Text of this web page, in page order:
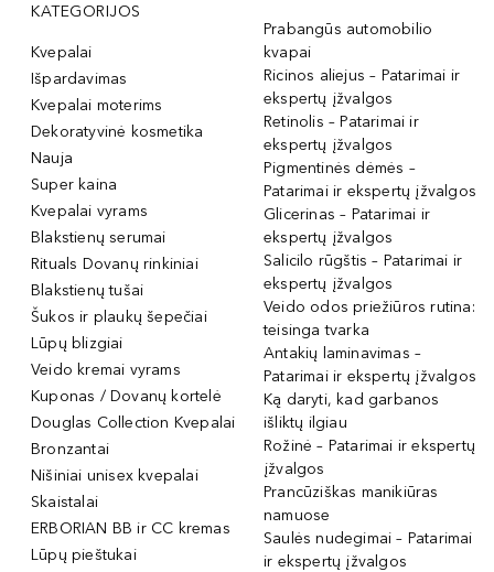
KATEGORIJOS
Kvepalai
Išpardavimas
Kvepalai moterims
Dekoratyvinė kosmetika
Nauja
Super kaina
Kvepalai vyrams
Blakstienų serumai
Rituals Dovanų rinkiniai
Blakstienų tušai
Šukos ir plaukų šepečiai
Lūpų blizgiai
Veido kremai vyrams
Kuponas / Dovanų kortelė
Douglas Collection Kvepalai
Bronzantai
Nišiniai unisex kvepalai
Skaistalai
ERBORIAN BB ir CC kremas
Lūpų pieštukai
Prabangūs automobilio
kvapai
Ricinos aliejus – Patarimai ir
ekspertų įžvalgos
Retinolis – Patarimai ir
ekspertų įžvalgos
Pigmentinės dėmės –
Patarimai ir ekspertų įžvalgos
Glicerinas – Patarimai ir
ekspertų įžvalgos
Salicilo rūgštis – Patarimai ir
ekspertų įžvalgos
Veido odos priežiūros rutina:
teisinga tvarka
Antakių laminavimas –
Patarimai ir ekspertų įžvalgos
Ką daryti, kad garbanos
išliktų ilgiau
Rožinė – Patarimai ir ekspertų
įžvalgos
Prancūziškas manikiūras
namuose
Saulės nudegimai – Patarimai
ir ekspertų įžvalgos